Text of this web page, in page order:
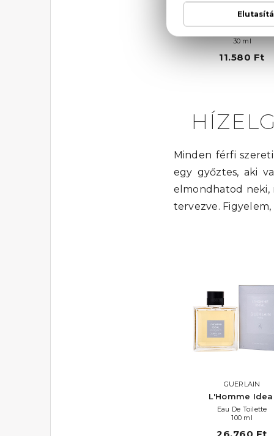
Love
30 ml
11.580 Ft
Minden férfi
egy győztes, aki
elmondhatod neki,
tervezve.
GUERLAIN
L'Homme
Eau De Toilette
100 ml